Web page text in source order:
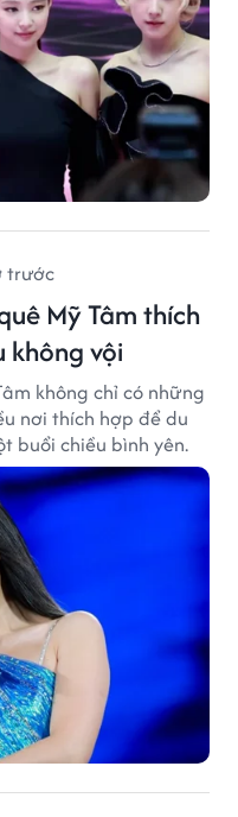
trước
Mỹ Tâm thích
không vội
không chỉ có những
nơi thích hợp để du
buổi chiều bình yên.